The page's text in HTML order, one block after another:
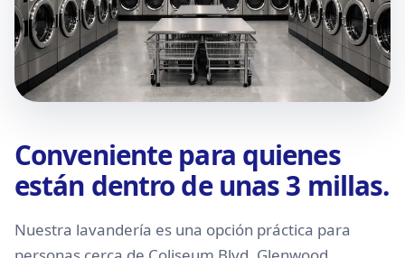
Conveniente para quienes
están dentro de unas 3 millas.
Nuestra lavandería es una opción práctica para